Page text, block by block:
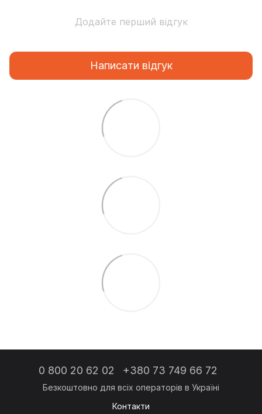
Додайте перший відгук
Написати відгук
0 800 20 62 02 +380 73 749 66 72
Контакти